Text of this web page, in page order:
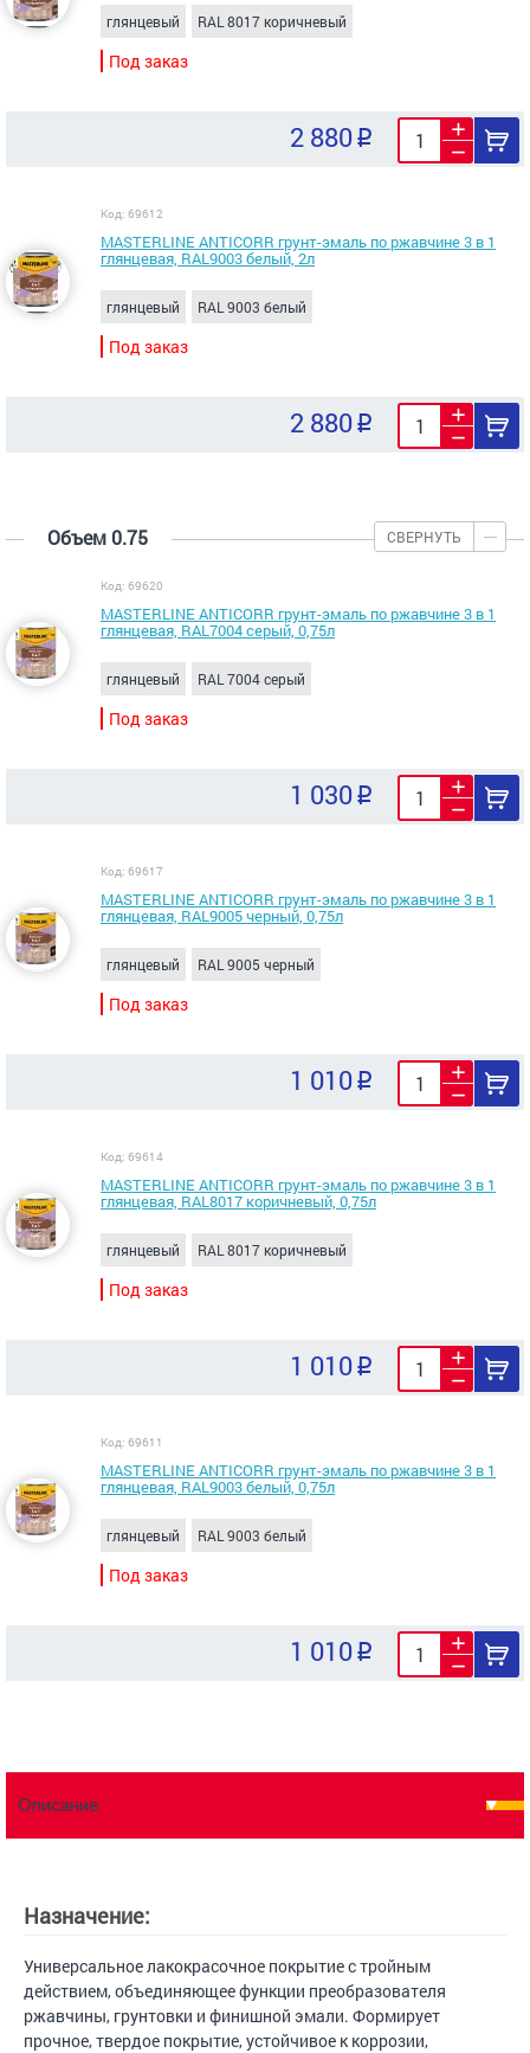
глянцевый RAL 8017 коричневый
Под заказ
2 880
Код: 69612
MASTERLINE ANTICORR грунт-эмаль по ржавчине 3 в 1
глянцевая, RAL9003 белый, 2л
глянцевый RAL 9003 белый
Под заказ
2 880
Объем 0.75 СВЕРНУТЬ
Код: 69620
MASTERLINE ANTICORR грунт-эмаль по ржавчине 3 в 1
глянцевая, RAL7004 серый, 0,75л
глянцевый RAL 7004 серый
Под заказ
1 030
Код: 69617
MASTERLINE ANTICORR грунт-эмаль по ржавчине 3 в 1
глянцевая, RAL9005 черный, 0,75л
глянцевый RAL 9005 черный
Под заказ
1 010
Код: 69614
MASTERLINE ANTICORR грунт-эмаль по ржавчине 3 в 1
глянцевая, RAL8017 коричневый, 0,75л
глянцевый RAL 8017 коричневый
Под заказ
1 010
Код: 69611
MASTERLINE ANTICORR грунт-эмаль по ржавчине 3 в 1
глянцевая, RAL9003 белый, 0,75л
глянцевый RAL 9003 белый
Под заказ
1 010
Описание
Назначение:
Универсальное лакокрасочное покрытие с тройным
действием, объединяющее функции преобразователя
ржавчины, грунтовки и финишной эмали. Формирует
прочное, твердое покрытие, устойчивое к коррозии,